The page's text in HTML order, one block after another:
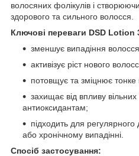
волосяних фолікулів і
здорового та сильного волосся.
Ключові переваги DSD Lotion
зменшує випадіння
активізує ріст нового
потовщує та зміцнює тонке
захищає від впливу вільних
антиоксидантам;
підходить для
або хронічному випадінні.
Спосіб застосування: